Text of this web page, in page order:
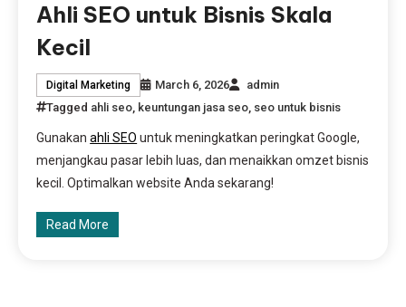
Ahli SEO untuk Bisnis Skala
Kecil
Digital Marketing March 6, 2026
admin
Tagged ahli seo, keuntungan jasa seo, seo untuk bisnis
Gunakanahli SEO untuk meningkatkan peringkat Google,
menjangkau pasar lebih luas, dan menaikkan omzet bisnis
kecil. Optimalkan website Anda sekarang!
Read More